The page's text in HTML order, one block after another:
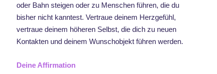
oder Bahn steigen oder zu Menschen führen, die du
bisher nicht kanntest. Vertraue deinem Herzgefühl,
vertraue deinem höheren Selbst, die dich zu neuen
Kontakten und deinem Wunschobjekt führen werden.
Deine Affirmation